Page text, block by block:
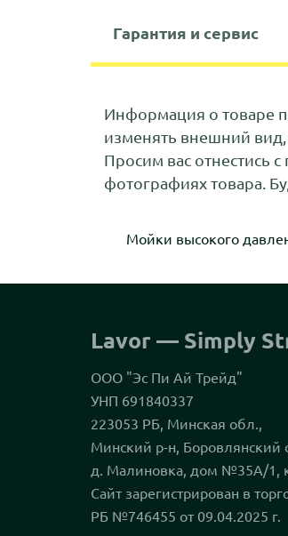
Гарантия и сервис
Информация о товаре
изменять внешний
Просим вас отнестись
фотографиях товара.
Мойки высокого
Lavor — Simply
ООО "Эс Пи Ай Трейд"
УНП 691840337
223053 РБ, Минская обл.,
Минский р-н, Боровлянский
д. Малиновка, дом №35А/1,
Сайт зарегистрирован в
РБ №746455 от 09.04.2025 г.